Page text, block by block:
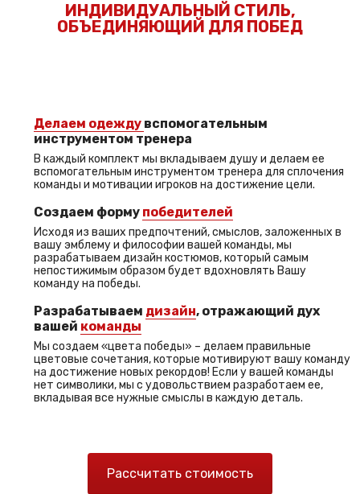
ИНДИВИДУАЛЬНЫЙ СТИЛЬ,
ОБЪЕДИНЯЮЩИЙ ДЛЯ ПОБЕД
Делаем одежду вспомогательным
инструментом тренера
В каждый комплект мы вкладываем душу и делаем ее
вспомогательным инструментом тренера для сплочения
команды и мотивации игроков на достижение цели.
Создаем форму победителей
Исходя из ваших предпочтений, смыслов, заложенных в
вашу эмблему и философии вашей команды, мы
разрабатываем дизайн костюмов, который самым
непостижимым образом будет вдохновлять Вашу
команду на победы.
Разрабатываем дизайн, отражающий дух
вашей команды
Мы создаем «цвета победы» – делаем правильные
цветовые сочетания, которые мотивируют вашу команду
на достижение новых рекордов! Если у вашей команды
нет символики, мы с удовольствием разработаем ее,
вкладывая все нужные смыслы в каждую деталь.
Рассчитать стоимость